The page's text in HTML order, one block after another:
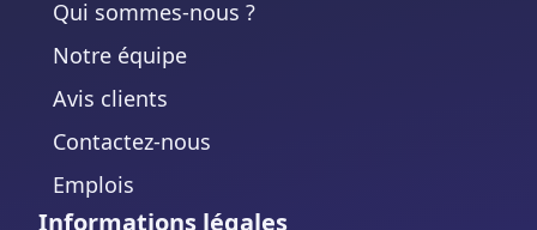
Qui sommes-nous ?
Notre équipe
Avis clients
Contactez-nous
Emplois
Informations légales